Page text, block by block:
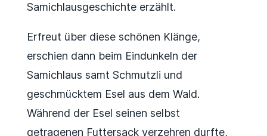
Samichlausgeschichte erzählt.
Erfreut über diese schönen Klänge,
erschien dann beim Eindunkeln der
Samichlaus samt Schmutzli und
geschmücktem Esel aus dem Wald.
Während der Esel seinen selbst
getragenen Futtersack verzehren durfte,